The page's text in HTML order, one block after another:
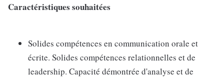
Caractéristiques souhaitées
Solides compétences en communication orale et
écrite. Solides compétences relationnelles et de
leadership. Capacité démontrée d'analyse et de